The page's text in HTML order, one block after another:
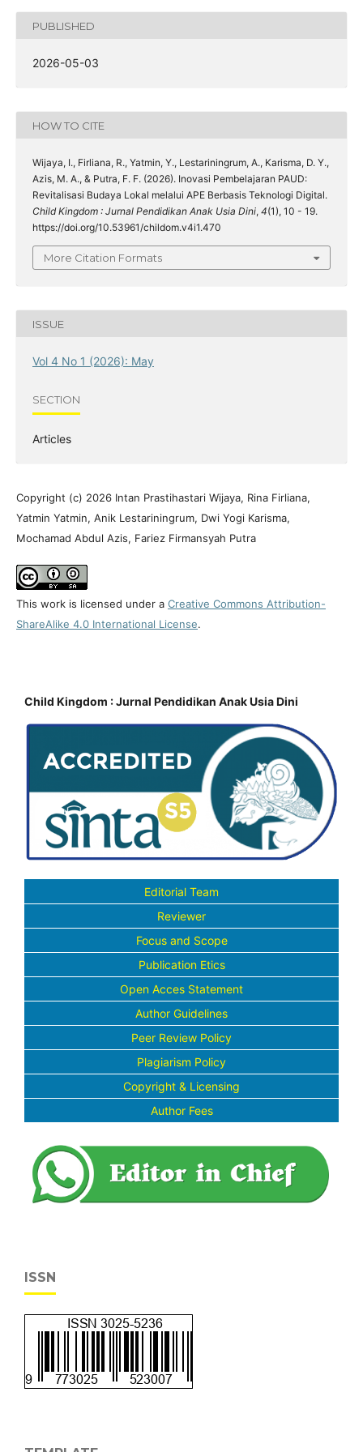
PUBLISHED
2026-05-03
HOW TO CITE
Wijaya, I., Firliana, R., Yatmin, Y., Lestariningrum, A., Karisma, D. Y.,
Azis, M. A., & Putra, F. F. (2026). Inovasi Pembelajaran PAUD:
Revitalisasi Budaya Lokal melalui APE Berbasis Teknologi Digital.
Child Kingdom : Jurnal Pendidikan Anak Usia Dini, 4(1), 10 - 19.
https://doi.org/10.53961/childom.v4i1.470
More Citation Formats
ISSUE
Vol 4 No 1 (2026): May
SECTION
Articles
Copyright (c) 2026 Intan Prastihastari Wijaya, Rina Firliana,
Yatmin Yatmin, Anik Lestariningrum, Dwi Yogi Karisma,
Mochamad Abdul Azis, Fariez Firmansyah Putra
This work is licensed under a Creative Commons Attribution-
ShareAlike 4.0 International License.
Child Kingdom : Jurnal Pendidikan Anak Usia Dini
Editorial Team
Reviewer
Focus and Scope
Publication Etics
Open Acces Statement
Author Guidelines
Peer Review Policy
Plagiarism Policy
Copyright & Licensing
Author Fees
ISSN